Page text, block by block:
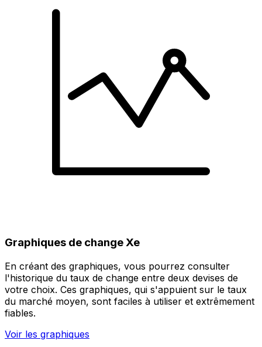
Graphiques de change Xe
En créant des graphiques, vous pourrez consulter
l'historique du taux de change entre deux devises de
votre choix. Ces graphiques, qui s'appuient sur le taux
du marché moyen, sont faciles à utiliser et extrêmement
fiables.
Voir les graphiques